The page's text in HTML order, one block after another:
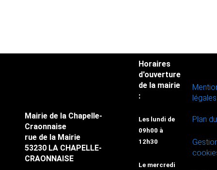
Mairie de la Chapelle-
Craonnaise
rue de la Mairie
53230 LA CHAPELLE-
CRAONNAISE
Horaires
d'ouverture
de la mairie
:
Les lundi de
09h00 à
12h30
Le mercredi
légales
Plan